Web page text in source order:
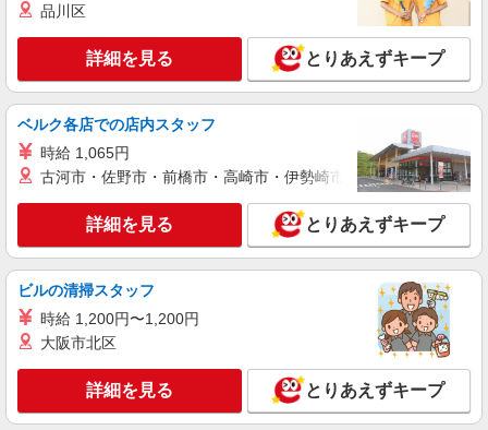
品川区
詳細を見る とりあえずキープ
ベルク各店での店内スタッフ
時給 1,065円
古河市・佐野市・前橋市・高崎市・伊勢崎市・太田市・館林市
詳細を見る とりあえずキープ
ビルの清掃スタッフ
時給 1,200円〜1,200円
大阪市北区
詳細を見る とりあえずキープ